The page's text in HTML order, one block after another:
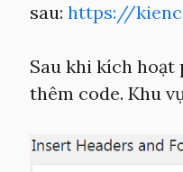
sau: https://
Sau khi kích
thêm code. Khu